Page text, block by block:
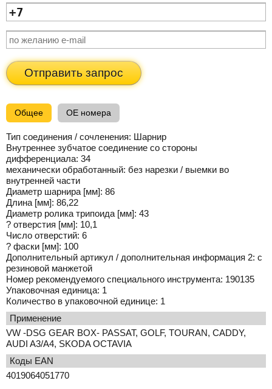
Отправить запрос
Общее OE номера
Тип соединения / сочленения: Шарнир
Внутреннее зубчатое соединение со стороны
дифференциала: 34
механически обработанный: без нарезки / выемки во
внутренней части
Диаметр шарнира [мм]: 86
Длина [мм]: 86,22
Диаметр ролика трипоида [мм]: 43
? отверстия [мм]: 10,1
Число отверстий: 6
? фаски [мм]: 100
Дополнительный артикул / дополнительная информация 2: с
резиновой манжетой
Номер рекомендуемого специального инструмента: 190135
Упаковочная единица: 1
Количество в упаковочной единице: 1
применение
VW -DSG GEAR BOX- PASSAT, GOLF, TOURAN, CADDY,
AUDI A3/A4, SKODA OCTAVIA
Коды EAN
4019064051770